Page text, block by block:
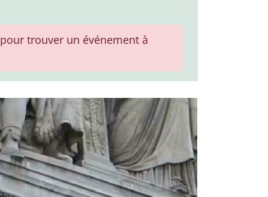
pour trouver un événement à